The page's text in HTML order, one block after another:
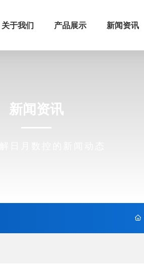
关于我们 产品展示 新闻资讯
新闻资讯